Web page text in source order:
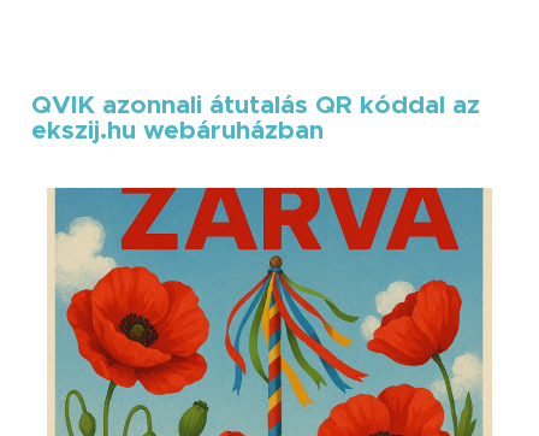
QVIK azonnali átutalás QR kóddal az
ekszij.hu webáruházban